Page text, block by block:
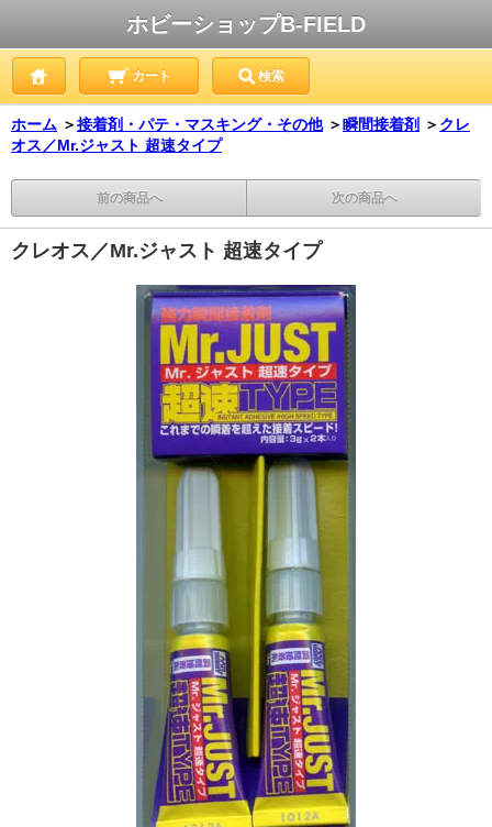
ホビーショップB-FIELD
カート 検索
ホーム ＞接着剤・パテ・マスキング・その他 ＞瞬間接着剤 ＞ クレ
オス／Mr.ジャスト 超速タイプ
前の商品へ 次の商品へ
クレオス／Mr.ジャスト 超速タイプ